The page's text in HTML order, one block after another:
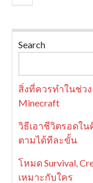
Search
สิ่งที่ควรทำในช่ว
Minecraft
วิธีเอาชีวิตรอดใ
ตามได้ทีละขั้น
โหมด Survival,
เหมาะกับใคร